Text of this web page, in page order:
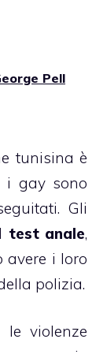
Pell
tunisina è
i gay sono
Gli
test anale,
avere i loro
polizia.
le violenze